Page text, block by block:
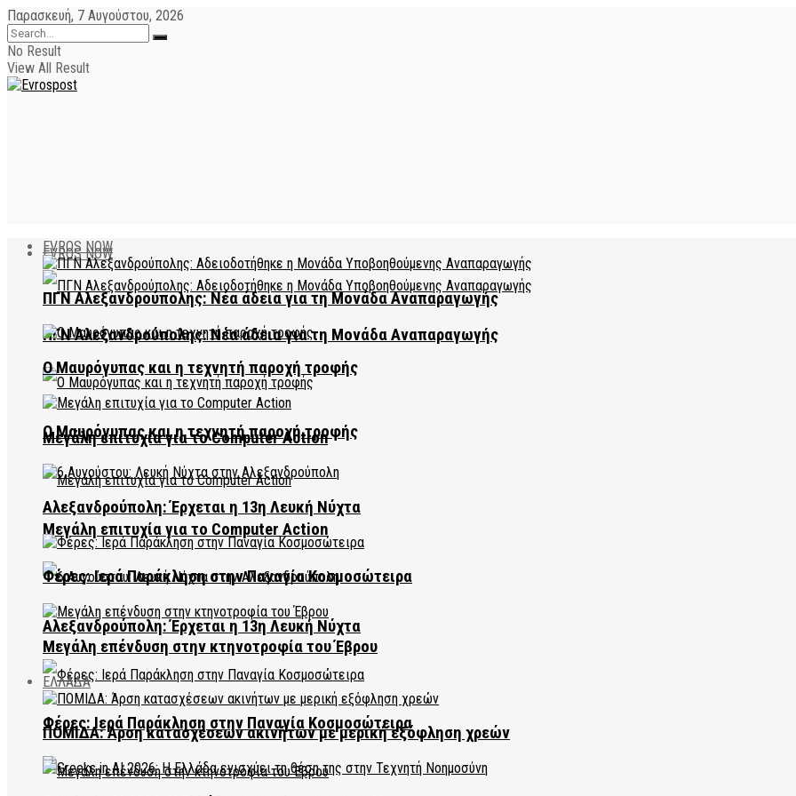
Παρασκευή, 7 Αυγούστου, 2026
No Result
View All Result
EVROS NOW
ΠΓΝ Αλεξανδρούπολης: Νέα άδεια για τη Μονάδα Αναπαραγωγής
Ο Μαυρόγυπας και η τεχνητή παροχή τροφής
Μεγάλη επιτυχία για το Computer Action
Αλεξανδρούπολη: Έρχεται η 13η Λευκή Νύχτα
Φέρες: Ιερά Παράκληση στην Παναγία Κοσμοσώτειρα
EVROS NOW
ΠΓΝ Αλεξανδρούπολης: Νέα άδεια για τη Μονάδα Αναπαραγωγής
Ο Μαυρόγυπας και η τεχνητή παροχή τροφής
Μεγάλη επιτυχία για το Computer Action
Αλεξανδρούπολη: Έρχεται η 13η Λευκή Νύχτα
Φέρες: Ιερά Παράκληση στην Παναγία Κοσμοσώτειρα
Μεγάλη επένδυση στην κτηνοτροφία του Έβρου
ΕΛΛΑΔΑ
ΠΟΜΙΔΑ: Άρση κατασχέσεων ακινήτων με μερική εξόφληση χρεών